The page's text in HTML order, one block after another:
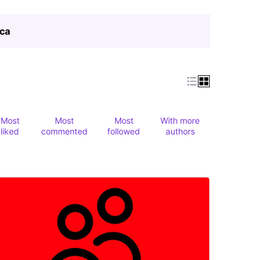
Most
liked
Most
commented
Most
followed
With more
authors